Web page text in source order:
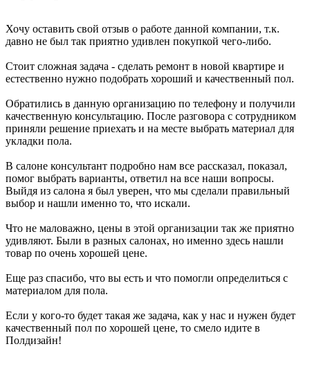
Хочу оставить свой отзыв о работе данной компании, т.к.
давно не был так приятно удивлен покупкой чего-либо.
Стоит сложная задача - сделать ремонт в новой квартире и
естественно нужно подобрать хороший и качественный пол.
Обратились в данную организацию по телефону и получили
качественную консультацию. После разговора с сотрудником
приняли решение приехать и на месте выбрать материал для
укладки пола.
В салоне консультант подробно нам все рассказал, показал,
помог выбрать варианты, ответил на все наши вопросы.
Выйдя из салона я был уверен, что мы сделали правильный
выбор и нашли именно то, что искали.
Что не маловажно, цены в этой организации так же приятно
удивляют. Были в разных салонах, но именно здесь нашли
товар по очень хорошей цене.
Еще раз спасибо, что вы есть и что помогли определиться с
материалом для пола.
Если у кого-то будет такая же задача, как у нас и нужен будет
качественный пол по хорошей цене, то смело идите в
Полдизайн!